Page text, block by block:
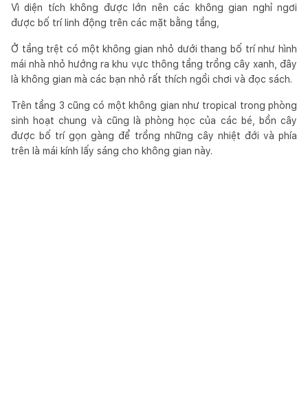
Vì diện tích không được lớn nên các không gian nghỉ ngơi
được bố trí linh động trên các mặt bằng tầng,
Ở tầng trệt có một không gian nhỏ dưới thang bố trí như hình
mái nhà nhỏ hướng ra khu vực thông tầng trồng cây xanh, đây
là không gian mà các bạn nhỏ rất thích ngồi chơi và đọc sách.
Trên tầng 3 cũng có một không gian như tropical trong phòng
sinh hoạt chung và cũng là phòng học của các bé, bồn cây
được bố trí gọn gàng để trồng những cây nhiệt đới và phía
trên là mái kính lấy sáng cho không gian này.